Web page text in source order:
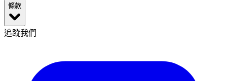
條款
追蹤我們